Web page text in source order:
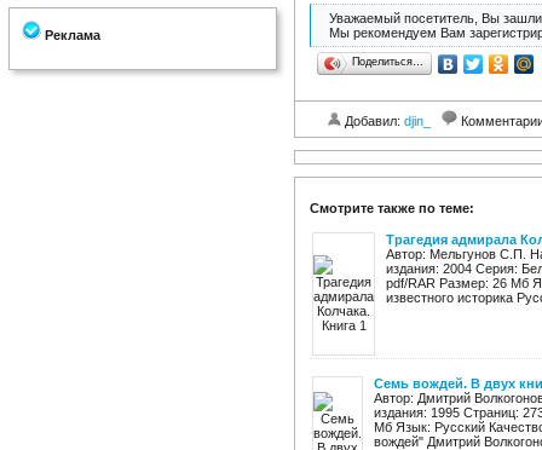
Реклама
Уважаемый посетитель, Вы зашли
Мы рекомендуем Вам
Поделиться…
Добавил: djin_
Смотрите также по теме:
Трагедия адмирала
Автор: Мельгунов С.П.
издания: 2004 Серия:
pdf/RAR Размер: 26 Мб
известного историка
Семь вождей. В двух
Автор: Дмитрий
издания: 1995 Страниц:
Мб Язык: Русский
вождей" Дмитрий